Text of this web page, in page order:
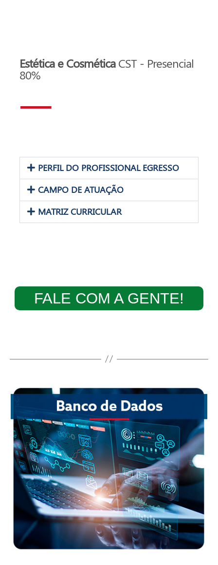
Estética e CosméticaCST - Presencial
80%
PERFIL DO PROFISSIONAL EGRESSO
CAMPO DE ATUAÇÃO
MATRIZ CURRICULAR
FALE COM A GENTE!